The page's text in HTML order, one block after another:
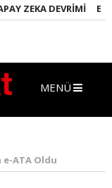
DEVRIMI
MENÜ
ATA Oldu